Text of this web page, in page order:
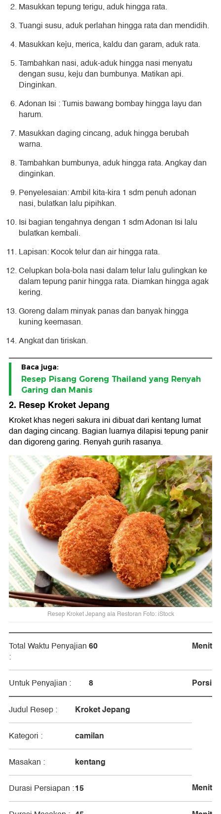
Masukkan tepung terigu, aduk hingga rata.
Tuangi susu, aduk perlahan hingga rata dan mendidih.
Masukkan keju, merica, kaldu dan garam, aduk rata.
Tambahkan nasi, aduk-aduk hingga nasi menyatu
dengan susu, keju dan bumbunya. Matikan api.
Dinginkan.
Adonan Isi : Tumis bawang bombay hingga layu dan
harum.
Masukkan daging cincang, aduk hingga berubah
warna.
Tambahkan bumbunya, aduk hingga rata. Angkay dan
dinginkan.
Penyelesaian: Ambil kita-kira 1 sdm penuh adonan
nasi, bulatkan lalu pipihkan.
Isi bagian tengahnya dengan 1 sdm Adonan Isi lalu
bulatkan kembali.
Lapisan: Kocok telur dan air hingga rata.
Celupkan bola-bola nasi dalam telur lalu gulingkan ke
dalam tepung panir hingga rata. Diamkan hingga agak
kering.
Goreng dalam minyak panas dan banyak hingga
kuning keemasan.
Angkat dan tiriskan.
Baca juga:
Resep Pisang Goreng Thailand yang Renyah
Garing dan Manis
2. Resep Kroket Jepang
Kroket khas negeri sakura ini dibuat dari kentang lumat
dan daging cincang. Bagian luarnya dilapisi tepung panir
dan digoreng garing. Renyah gurih rasanya.
Resep Kroket Jepang ala Restoran Foto: iStock
Total Waktu Penyajian
:
60 Menit
Untuk Penyajian : 8 Porsi
Judul Resep : Kroket Jepang
Kategori : camilan
Masakan : kentang
Durasi Persiapan :15 Menit